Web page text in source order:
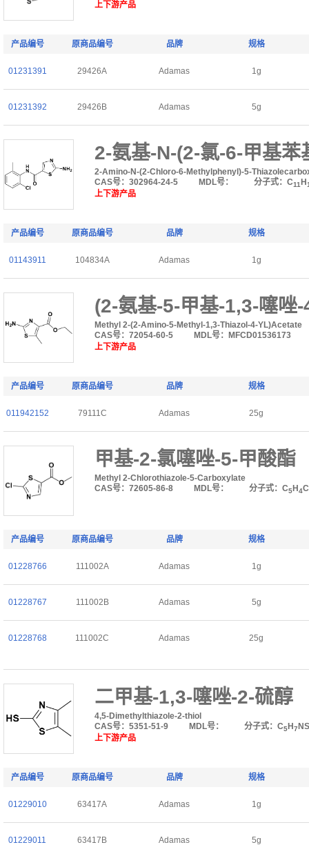
上下游产品
产品编号 原商品编号 品牌 规格
01231391 29426A Adamas 1g
01231392 29426B Adamas 5g
2-氨基-N-(2-氯-6-甲基苯
2-Amino-N-(2-Chloro-6-Methylphenyl)-5-
CAS号：302964-24-5
MDL号： 分子式：C11H
上下游产品
产品编号 原商品编号 品牌 规格
01143911 104834A Adamas 1g
(2-氨基-5-甲基-1,3-噻唑
Methyl 2-(2-Amino-5-Methyl-1,3-Thiazol-4-YL)Acetate
CAS号：72054-60-5
MDL号：MFCD01536173
上下游产品
产品编号 原商品编号 品牌 规格
011942152 79111C Adamas 25g
甲基-2-氯噻唑-5-甲酸酯
Methyl 2-Chlorothiazole-5-Carboxylate
CAS号：72605-86-8
MDL号： 分子式：C5H 4
产品编号 原商品编号 品牌 规格
01228766 111002A Adamas 1g
01228767 111002B Adamas 5g
01228768 111002C Adamas 25g
二甲基-1,3-噻唑-2-硫醇
4,5-Dimethylthiazole-2-thiol
CAS号：5351-51-9
MDL号： 分子式：C5H 7 NS
上下游产品
产品编号 原商品编号 品牌 规格
01229010 63417A Adamas 1g
01229011 63417B Adamas 5g